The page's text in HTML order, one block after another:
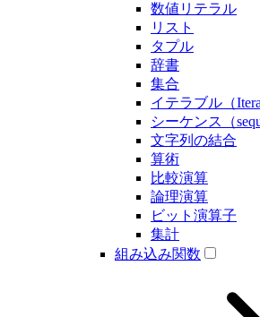
数値リテラル
リスト
タプル
辞書
集合
イテラブル（
シーケンス（
文字列の結合
算術
比較演算
論理演算
ビット演算子
集計
組み込み関数